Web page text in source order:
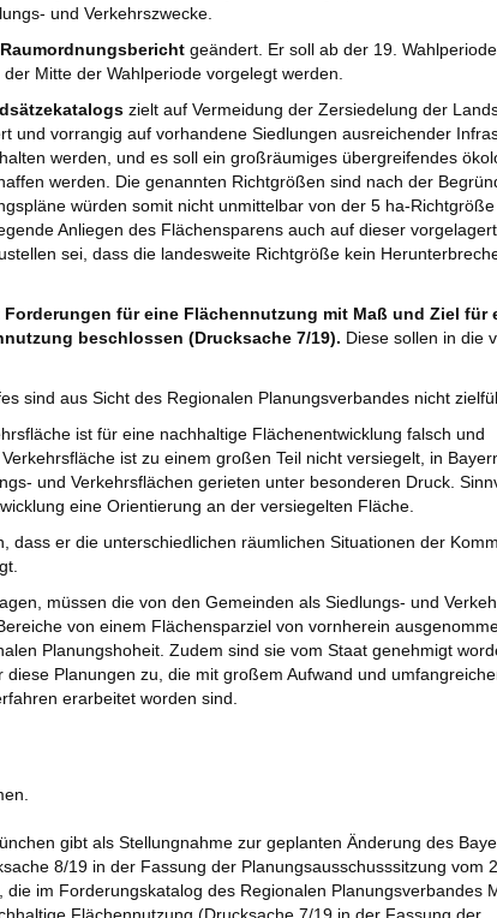
und Verkehrszwecke.
Raumordnungsberichtgeändert. Er soll ab der 19.
Mitte der Wahlperiode vorgelegt werden.
zielt auf Vermeidung der Zersiedelung der
und vorrangig auf vorhandene Siedlungen ausreichender
werden, und es soll ein großräumiges übergreifendes
werden. Die genannten Richtgrößen sind nach der
würden somit nicht unmittelbar von der 5 ha-Richtgröße
Anliegen des Flächensparens auch auf dieser
sei, dass die landesweite Richtgröße kein
für eine Flächennutzung mit Maß und Ziel für
beschlossen (Drucksache 7/19). Diese sollen in die
sind aus Sicht des Regionalen Planungsverbandes nicht
ist für eine nachhaltige Flächenentwicklung falsch und
ist zu einem großen Teil nicht versiegelt, in
und Verkehrsflächen gerieten unter besonderen Druck.
eine Orientierung an der versiegelten Fläche.
dass er die unterschiedlichen räumlichen Situationen der
müssen die von den Gemeinden als Siedlungs- und
von einem Flächensparziel von vornherein
Planungshoheit. Zudem sind sie vom Staat genehmigt
Planungen zu, die mit großem Aufwand und
erarbeitet worden sind.
gibt als Stellungnahme zur geplanten Änderung des
8/19 in der Fassung der Planungsausschusssitzung vom
im Forderungskatalog des Regionalen Planungsverbandes